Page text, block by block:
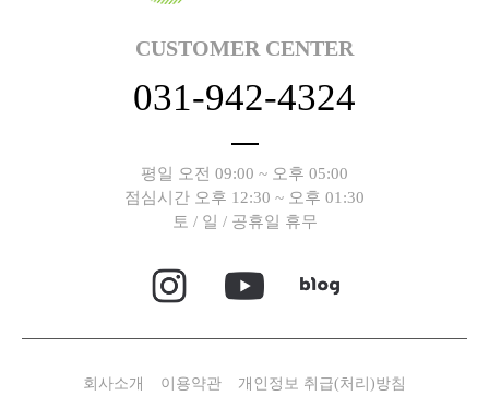
CUSTOMER CENTER
031-942-4324
평일 오전 09:00 ~ 오후 05:00
점심시간 오후 12:30 ~ 오후 01:30
토 / 일 / 공휴일 휴무
회사소개 이용약관
개인정보 취급(처리)방침